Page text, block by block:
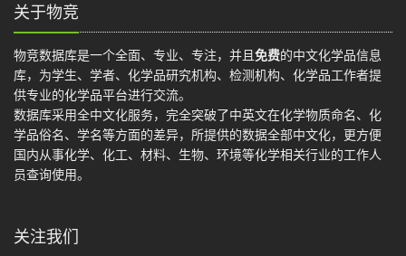
关于物竞
物竞数据库是一个全面、专业、专注，并且 免费的中文化学品信息
库，为学生、学者、化学品研究机构、检测机构、化学品工作者提
供专业的化学品平台进行交流。
数据库采用全中文化服务，完全突破了中英文在化学物质命名、化
学品俗名、学名等方面的差异，所提供的数据全部中文化，更方便
国内从事化学、化工、材料、生物、环境等化学相关行业的工作人
员查询使用。
关注我们